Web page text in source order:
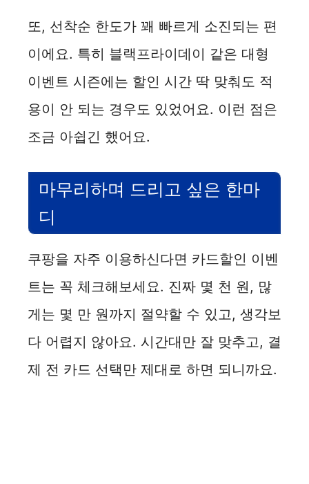
또, 선착순 한도가 꽤 빠르게 소진되는 편
이에요. 특히 블랙프라이데이 같은 대형
이벤트 시즌에는 할인 시간 딱 맞춰도 적
용이 안 되는 경우도 있었어요. 이런 점은
조금 아쉽긴 했어요.
마무리하며 드리고 싶은 한마
디
쿠팡을 자주 이용하신다면 카드할인 이벤
트는 꼭 체크해보세요. 진짜 몇 천 원, 많
게는 몇 만 원까지 절약할 수 있고, 생각보
다 어렵지 않아요. 시간대만 잘 맞추고, 결
제 전 카드 선택만 제대로 하면 되니까요.